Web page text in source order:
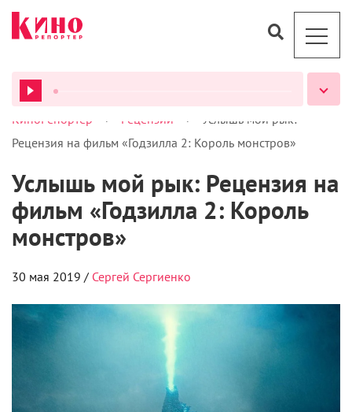
ВСЕ ПОДКАСТЫ
столкнуть нос к носу всех главных кайдзю
максимально неинтересно.
В 2014 году назад люди оказались не готовы
к пришествию монстров, и некоторые города были
усилия человечества и Годзиллы. После первой
волны нападений прошло пять лет: компания
«Монарх» продолжает изучать и сдерживать
древних чудищ, но их планы срывает неизвестная
террористическая ячейка, похищающая доктора
Эмму Рассел (
Вера Фармига), ее дочь Мэдисон